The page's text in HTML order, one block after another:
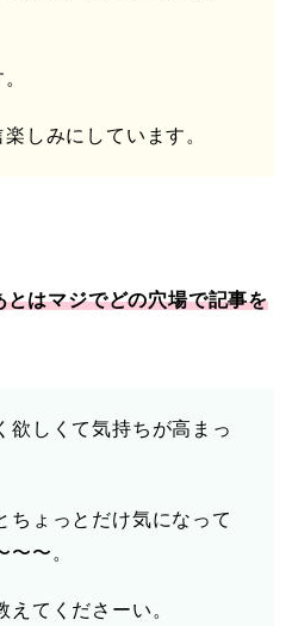
しみにしています。
はマジでどの穴場で記事を
欲しくて気持ちが高まっ
ちょっとだけ気になって
〜〜。
てくださーい。